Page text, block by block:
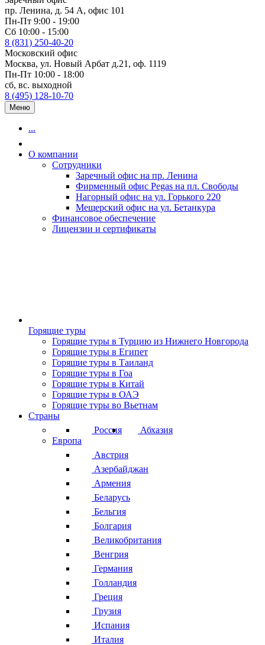
пр. Ленина, д. 54 А, офис 101
Пн-Пт 9:00 - 19:00
Сб 10:00 - 15:00
8 (831) 250-40-20
Московский офис
Москва, ул. Новый Арбат д.21, оф. 1119
Пн-Пт 10:00 - 18:00
сб, вс. выходной
8 (495) 128-10-70
Меню
...
О компании
Сотрудники
Заречный офис на пр. Ленина
Фирменный офис Pegas на пл. Свободы
Нагорный офис на ул. Горького 220
Мещерский офис на ул. Бетанкура
Финансовое обеспечение
Лицензии и сертификаты
Горящие туры
Горящие туры в Турцию из Нижнего Новгорода
Горящие туры в Египет
Горящие туры в Таиланд
Горящие туры в Гоа
Горящие туры в Китай
Горящие туры в ОАЭ
Горящие туры во Вьетнам
Страны
Россия
Абхазия
Европа
Австрия
Азербайджан
Армения
Беларусь
Бельгия
Болгария
Великобритания
Венгрия
Германия
Голландия
Греция
Грузия
Испания
Италия